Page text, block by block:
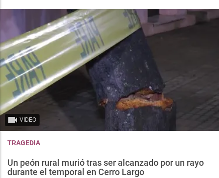
VIDEO
TRAGEDIA
Un peón rural murió tras ser alcanzado por un rayo
durante el temporal en Cerro Largo